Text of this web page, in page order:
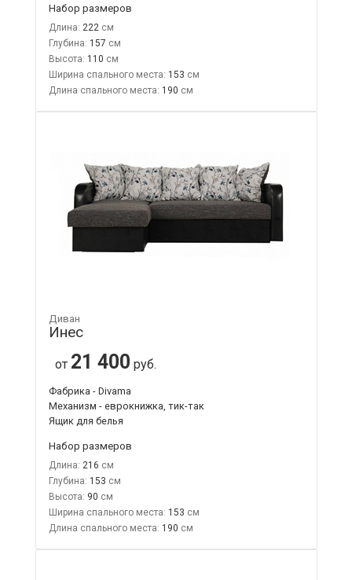
Набор размеров
Длина: 222
Глубина: 157
Высота: 110
Ширина спального места: 153
Длина спального места: 190
Диван
Инес
от 21 400 руб.
Фабрика - Divama
Механизм - еврокнижка, тик-так
Ящик для белья
Набор размеров
Длина: 216
Глубина: 153
Высота: 90
Ширина спального места: 153
Длина спального места: 190